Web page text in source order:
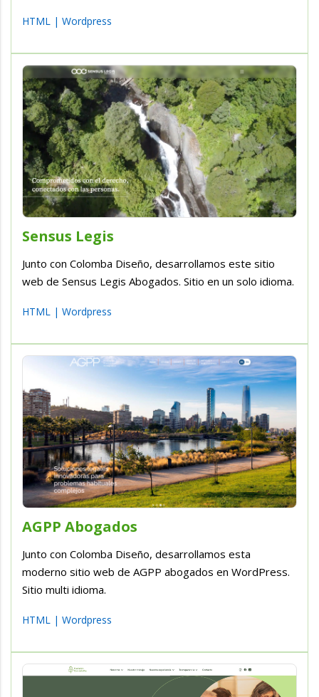
HTML | Wordpress
Sensus Legis
Junto con Colomba Diseño, desarrollamos este sitio
web de Sensus Legis Abogados. Sitio en un solo idioma.
HTML | Wordpress
AGPP Abogados
Junto con Colomba Diseño, desarrollamos esta
moderno sitio web de AGPP abogados en WordPress.
Sitio multi idioma.
HTML | Wordpress